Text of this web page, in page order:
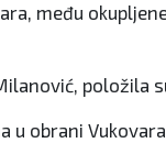
među
položila
obrani